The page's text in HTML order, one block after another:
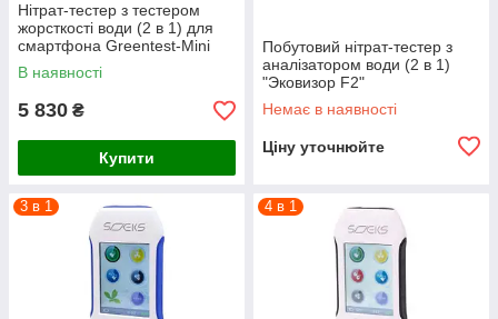
Нітрат-тестер з тестером
жорсткості води (2 в 1) для
смартфона Greentest-Mini
В наявності
5 830 ₴
Купити
Побутовий нітрат-тестер з
аналізатором води (2 в 1)
"Эковизор F2"
Немає в наявності
Ціну уточнюйте
3 в 1 4 в 1